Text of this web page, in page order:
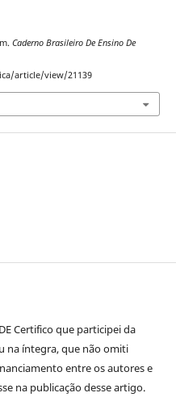
Caderno Brasileiro De Ensino De
article/view/21139
Certifico que participei da
na íntegra, que não omiti
entre os autores e
na publicação desse artigo.